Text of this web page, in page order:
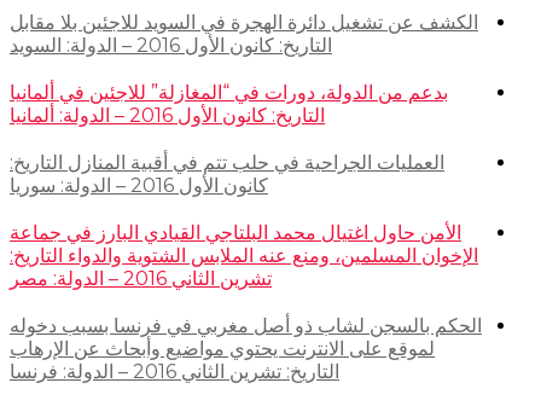
الكشف عن تشغيل دائرة الهجرة في السويد للاجئين بلا مقابل
التاريخ: كانون الأول 2016 – الدولة: السويد
بدعم من الدولة، دورات في “المغازلة” للاجئين في ألمانيا
التاريخ: كانون الأول 2016 – الدولة: ألمانيا
العمليات الجراحية في حلب تتم في أقبية المنازل التاريخ:
كانون الأول 2016 – الدولة: سوريا
الأمن حاول اغتيال محمد البلتاجي القيادي البارز في جماعة
الإخوان المسلمين، ومنع عنه الملابس الشتوية والدواء التاريخ:
تشرين الثاني 2016 – الدولة: مصر
الحكم بالسجن لشاب ذو أصل مغربي في فرنسا بسبب دخوله
لموقع على الانترنت يحتوي مواضيع وأبحاث عن الإرهاب
التاريخ: تشرين الثاني 2016 – الدولة: فرنسا